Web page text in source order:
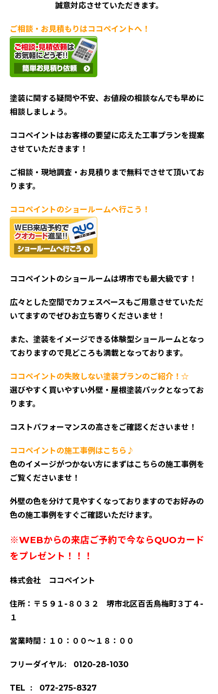
誠意対応させていただきます。
ご相談・お見積もりはココペイントへ！
塗装に関する疑問や不安、お値段の相談なんでも早めに
相談しましょう。
ココペイントはお客様の要望に応えた工事プランを提案
させていただきます！
ご相談・現地調査・お見積りまで無料でさせて頂いてお
ります。
ココペイントのショールームへ行こう！
ココペイントのショールームは堺市でも最大級です！
広々とした空間でカフェスペースもご用意させていただ
いてますのでぜひお立ち寄りくださいませ！
また、塗装をイメージできる体験型ショールームとなっ
ておりますので見どころも満載となっております。
ココペイントの失敗しない塗装プランのご紹介！☆
選びやすく買いやすい外壁・屋根塗装パックとなってお
ります。
コストパフォーマンスの高さをご確認くださいませ！
ココペイントの施工事例はこちら♪
色のイメージがつかない方にまずはこちらの施工事例を
ご覧くださいませ！
外壁の色を分けて見やすくなっておりますのでお好みの
色の施工事例をすぐご確認いただけます。
※WEBからの来店ご予約で今ならQUOカード
をプレゼント！！！
株式会社 ココペイント
住所：〒５９１-８０３２ 堺市北区百舌鳥梅町３丁４-
１
営業時間：１０：００～１８：００
フリーダイヤル: 0120-28-1030
TEL : 072-275-8327